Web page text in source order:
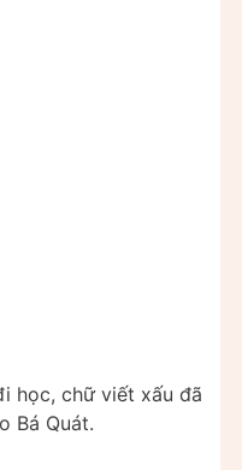
học, chữ viết xấu đã
Bá Quát.